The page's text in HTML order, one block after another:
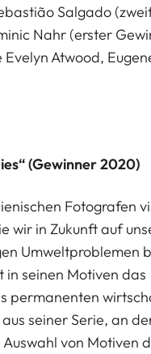
Salgado
Nahr (erster
Atwood,
(Gewinner 2020)
Fotografen
wir in Zukunft auf
Umweltproblemen
seinen Motiven das
permanenten
seiner Serie, an
von Motiven